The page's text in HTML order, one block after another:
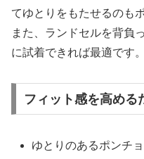
てゆとりをもたせるのも
また、ランドセルを背負
に試着できれば最適です。
フィット感を高める
ゆとりのあるポンチ